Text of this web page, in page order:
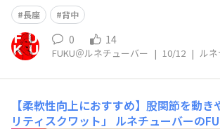
長座
背中
0 14
FUKU＠ルネチューバー | 10/12 | ル
【柔軟性向上におすすめ】股関節を動
リティスクワット」
ルネチューバーの